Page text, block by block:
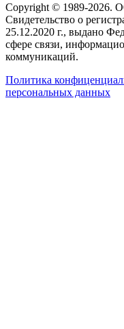
Copyright © 1989-2026.
Свидетельство о
25.12.2020 г., выдано
сфере связи,
коммуникаций.
Политика
персональных данных